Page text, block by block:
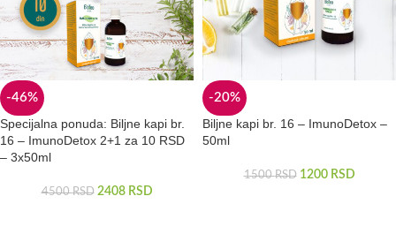
-46%
Specijalna ponuda: Biljne kapi br.
16 – ImunoDetox 2+1 za 10 RSD
– 3x50ml
4500RSD 2408 RSD
-20%
Biljne kapi br. 16 – ImunoDetox –
50ml
1500RSD 1200 RSD